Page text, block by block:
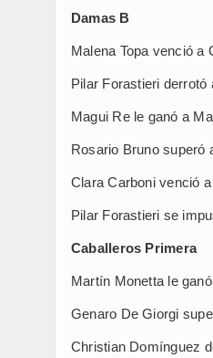
Damas B
Malena Topa venció a
Pilar Forastieri derrotó
Magui Re le ganó a
Rosario Bruno superó
Clara Carboni venció
Pilar Forastieri se
Caballeros Primera
Martín Monetta le
Genaro De Giorgi
Christian Domínguez